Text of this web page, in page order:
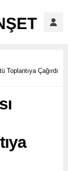
Toplantıya Çağırdı